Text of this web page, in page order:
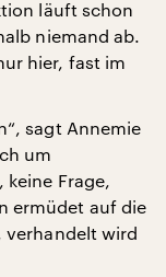
läuft schon
niemand ab.
hier, fast im
sagt Annemie
um
Frage,
ermüdet auf die
verhandelt wird